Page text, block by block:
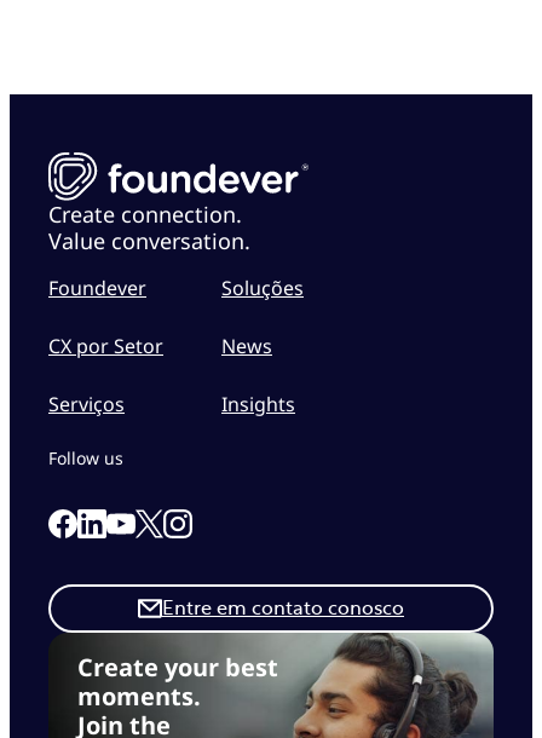
Create connection.
Value conversation.
Foundever
CX por Setor
Serviços
Soluções
News
Insights
Create your best
moments.
Join the
Entre em contato conosco
Follow us
Link to our Facebook page
Link to our Linkedin page
Link to our Youtube page
Link to our X page
Link to our Instagram page